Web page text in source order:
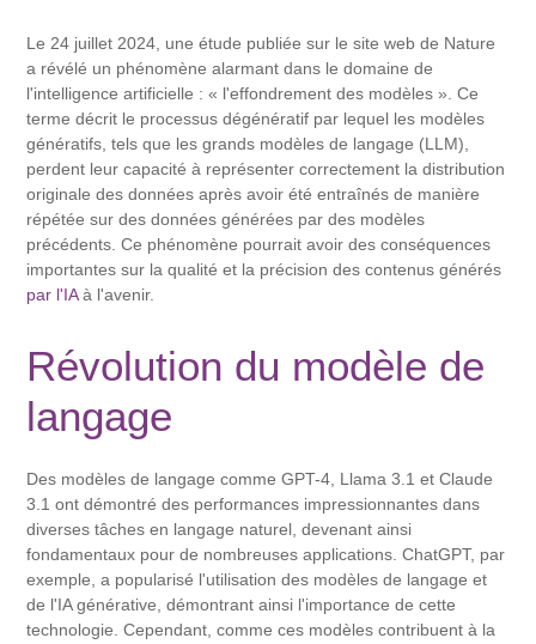
Le 24 juillet 2024, une étude publiée sur le site web de Nature
a révélé un phénomène alarmant dans le domaine de
l'intelligence artificielle : « l'effondrement des modèles ». Ce
terme décrit le processus dégénératif par lequel les modèles
génératifs, tels que les grands modèles de langage (LLM),
perdent leur capacité à représenter correctement la distribution
originale des données après avoir été entraînés de manière
répétée sur des données générées par des modèles
précédents. Ce phénomène pourrait avoir des conséquences
importantes sur la qualité et la précision des contenus générés
par l'IAà l'avenir.
Révolution du modèle de
langage
Des modèles de langage comme GPT-4, Llama 3.1 et Claude
3.1 ont démontré des performances impressionnantes dans
diverses tâches en langage naturel, devenant ainsi
fondamentaux pour de nombreuses applications. ChatGPT, par
exemple, a popularisé l'utilisation des modèles de langage et
de l'IA générative, démontrant ainsi l'importance de cette
technologie. Cependant, comme ces modèles contribuent à la